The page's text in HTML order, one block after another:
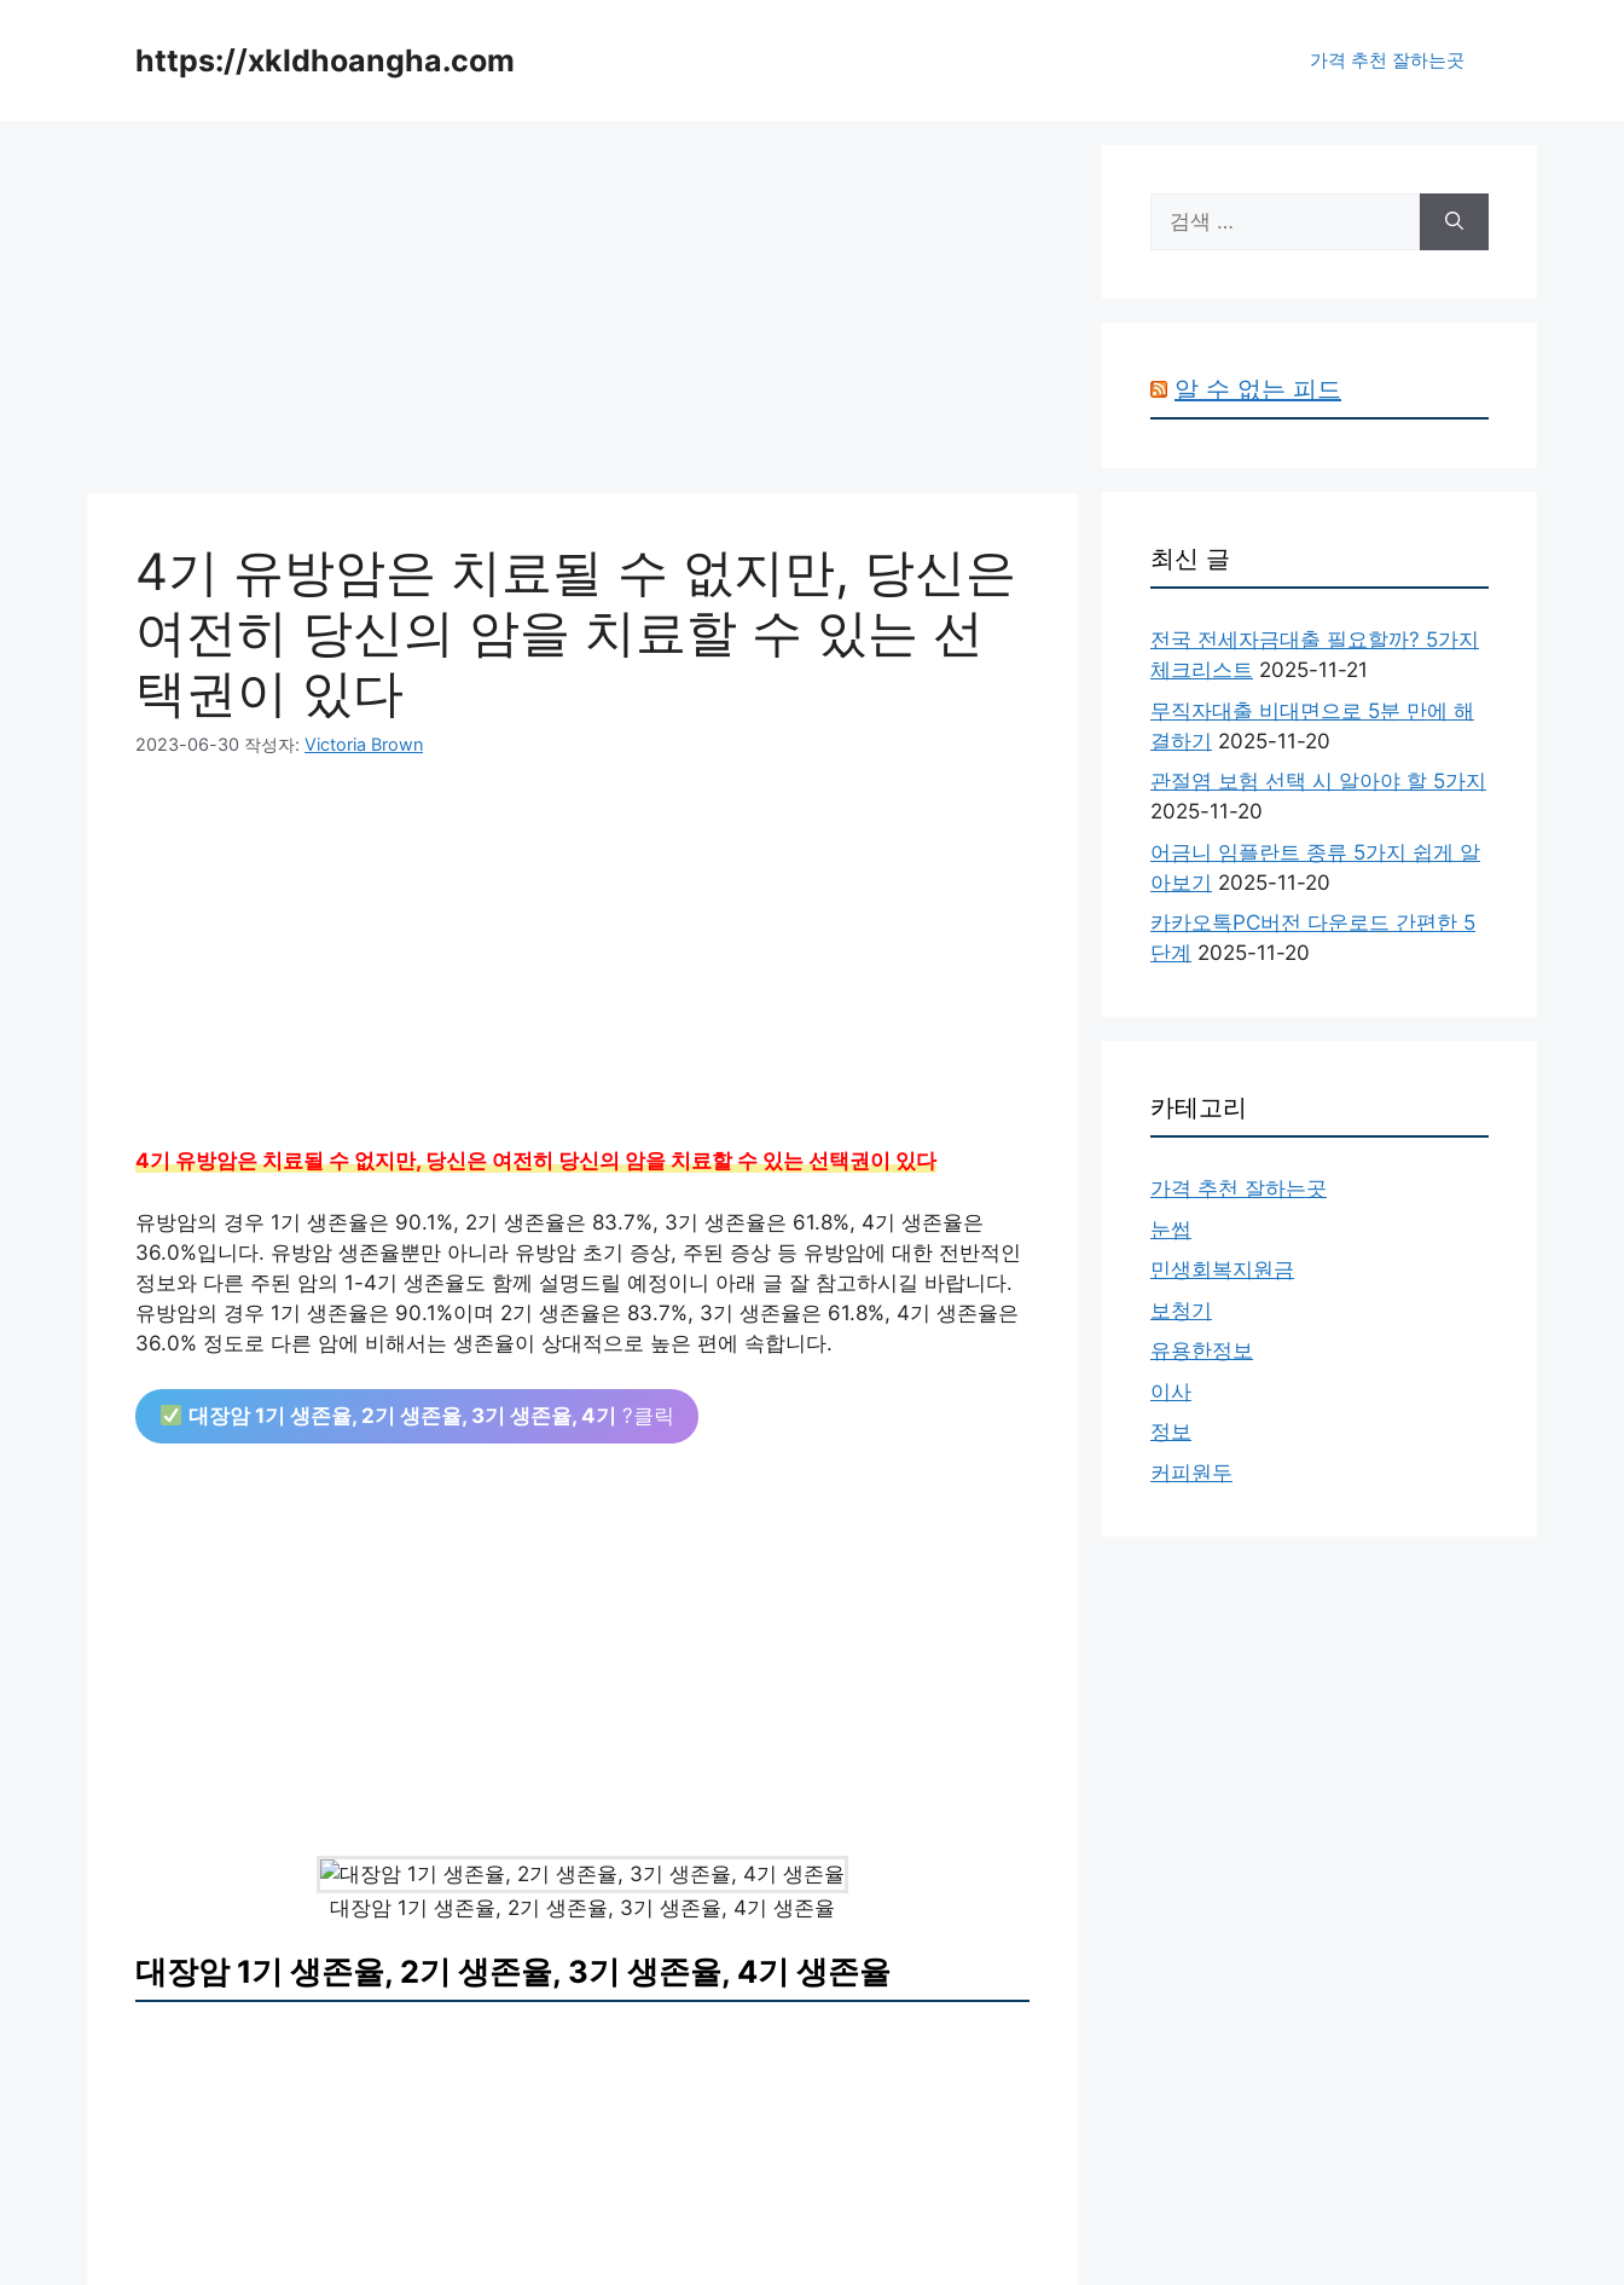
https://xkldhoangha.com 가격 추천 잘하는곳
4기 유방암은 치료될 수 없지만, 당신은
여전히 당신의 암을 치료할 수 있는 선
택권이 있다
2023-06-30 작성자: Victoria Brown
4기 유방암은 치료될 수 없지만, 당신은 여전히 당신의 암을 치료할 수 있는 선택권이 있다
유방암의 경우 1기 생존율은 90.1%, 2기 생존율은 83.7%, 3기 생존율은 61.8%, 4기 생존율은
36.0%입니다. 유방암 생존율뿐만 아니라 유방암 초기 증상, 주된 증상 등 유방암에 대한 전반적인
정보와 다른 주된 암의 1-4기 생존율도 함께 설명드릴 예정이니 아래 글 잘 참고하시길 바랍니다.
유방암의 경우 1기 생존율은 90.1%이며 2기 생존율은 83.7%, 3기 생존율은 61.8%, 4기 생존율은
36.0% 정도로 다른 암에 비해서는 생존율이 상대적으로 높은 편에 속합니다.
대장암 1기 생존율, 2기 생존율, 3기 생존율, 4기 ?클릭
대장암 1기 생존율, 2기 생존율, 3기 생존율, 4기 생존율
대장암 1기 생존율, 2기 생존율, 3기 생존율, 4기 생존율
색:
알 수 없는 피드
최신 글
전국 전세자금대출 필요할까? 5가지
체크리스트 2025-11-21
무직자대출 비대면으로 5분 만에 해
결하기 2025-11-20
관절염 보험 선택 시 알아야 할 5가지
2025-11-20
어금니 임플란트 종류 5가지 쉽게 알
아보기 2025-11-20
카카오톡PC버전 다운로드 간편한 5
단계 2025-11-20
카테고리
가격 추천 잘하는곳
눈썹
민생회복지원금
보청기
유용한정보
이사
정보
커피원두